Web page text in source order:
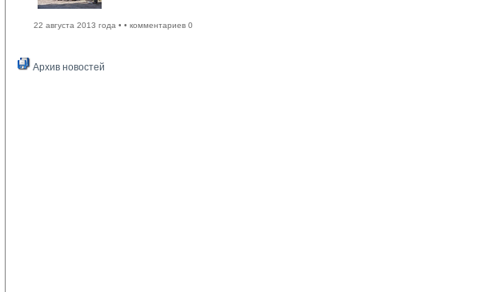
22 августа 2013 года • • комментариев 0
Архив новостей